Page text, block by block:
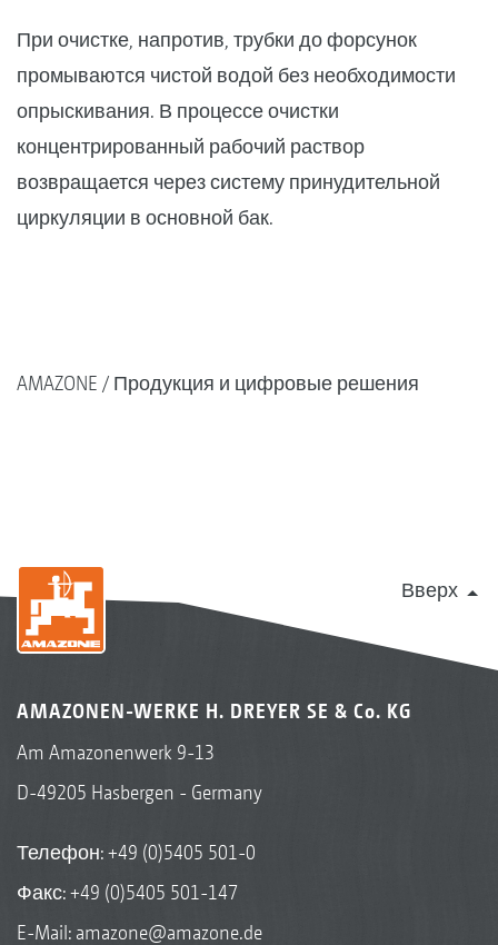
При очистке, напротив, трубки до форсунок
промываются чистой водой без необходимости
опрыскивания. В процессе очистки
концентрированный рабочий раствор
возвращается через систему принудительной
циркуляции в основной бак.
AMAZONE Продукция и цифровые решения
Вверх
AMAZONEN-WERKE H. DREYER SE & Co. KG
Am Amazonenwerk 9-13
D-49205 Hasbergen - Germany
Телефон:+49 (0)5405 501-0
Факс: +49 (0)5405 501-147
E-Mail: amazone@amazone.de